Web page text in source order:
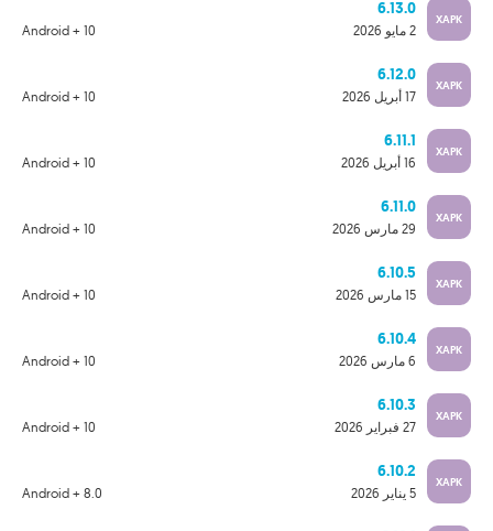
XAPK
6.13.0
Android + 10 2 مايو 2026
XAPK
6.12.0
Android + 10 17 أبريل 2026
XAPK
6.11.1
Android + 10 16 أبريل 2026
XAPK
6.11.0
Android + 10 29 مارس 2026
XAPK
6.10.5
Android + 10 15 مارس 2026
XAPK
6.10.4
Android + 10 6 مارس 2026
XAPK
6.10.3
Android + 10 27 فبراير 2026
XAPK
6.10.2
Android + 8.0 5 يناير 2026